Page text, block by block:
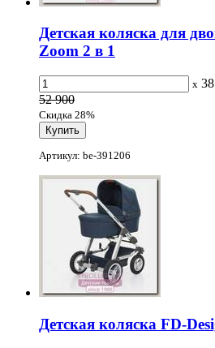
Детская коляска для
Zoom 2 в 1
x
52 900
Скидка 28%
Артикул: be-391206
Детская коляска FD-